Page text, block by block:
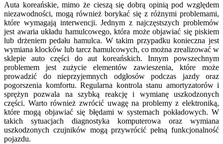
Auta koreańskie, mimo że cieszą się dobrą opinią pod względem
niezawodności, mogą również borykać się z różnymi problemami,
które wymagają interwencji. Jednym z najczęstszych problemów
jest awaria układu hamulcowego, która może objawiać się piskiem
lub drżeniem pedału hamulca. W takim przypadku konieczna jest
wymiana klocków lub tarcz hamulcowych, co można zrealizować w
sklepie auto części do aut koreańskich. Innym powszechnym
problemem jest zużycie elementów zawieszenia, które może
prowadzić do nieprzyjemnych odgłosów podczas jazdy oraz
pogorszenia komfortu. Regularna kontrola stanu amortyzatorów i
sprężyn pozwala na szybką reakcję i wymianę uszkodzonych
części. Warto również zwrócić uwagę na problemy z elektroniką,
które mogą objawiać się błędami w systemach pokładowych. W
takich sytuacjach diagnostyka komputerowa oraz wymiana
uszkodzonych czujników mogą przywrócić pełną funkcjonalność
pojazdu.